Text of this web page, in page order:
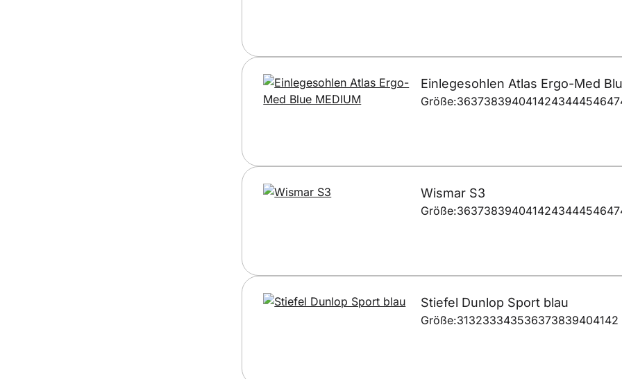
Einlegesohlen Atlas Ergo-Med
Größe:363738394041424344454647
Wismar S3
Größe:363738394041424344454647
Stiefel Dunlop Sport blau
Größe:313233343536373839404142